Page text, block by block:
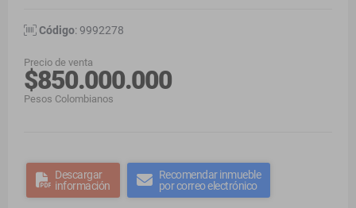
Código: 9992278
Precio de venta
$850.000.000
Pesos Colombianos
Descargar
información
Recomendar inmueble
por correo electrónico